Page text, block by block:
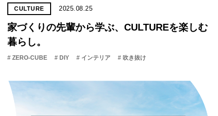
CULTURE 2025.08.25
家づくりの先輩から学ぶ、CULTUREを楽しむ
暮らし。
# ZERO-CUBE # DIY # インテリア # 吹き抜け